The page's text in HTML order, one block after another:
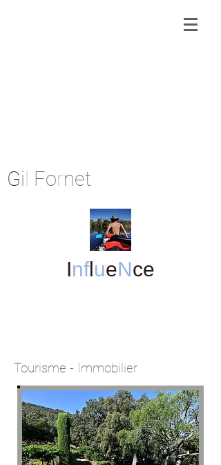
Gi Fornet
InflueNce
Tourisme - Immobilier